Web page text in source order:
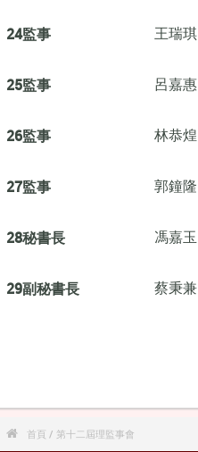
24監事 王瑞琪
25監事 呂嘉惠
26監事 林恭煌
27監事 郭鐘隆
28秘書長 馮嘉玉
29副秘書長 蔡秉兼
 首頁 / 第十二屆理監事會